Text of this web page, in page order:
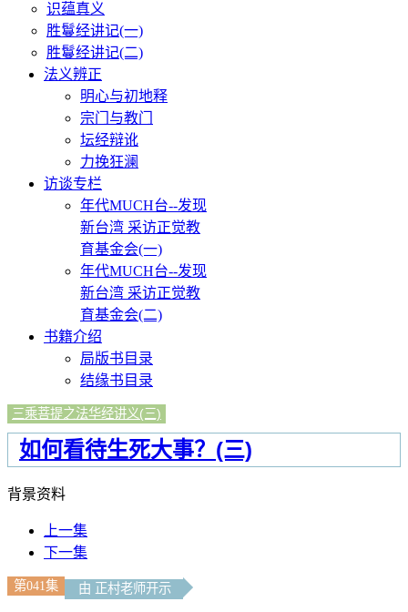
识蕴真义
胜鬘经讲记(一)
胜鬘经讲记(二)
法义辨正
明心与初地释
宗门与教门
坛经辩讹
力挽狂澜
访谈专栏
年代MUCH台--发现
新台湾 采访正觉教
育基金会(一)
年代MUCH台--发现
新台湾 采访正觉教
育基金会(二)
书籍介绍
局版书目录
结缘书目录
三乘菩提之法华经讲义(三)
如何看待生死大事？(三)
背景资料
上一集
下一集
第041集 由 正村老师开示